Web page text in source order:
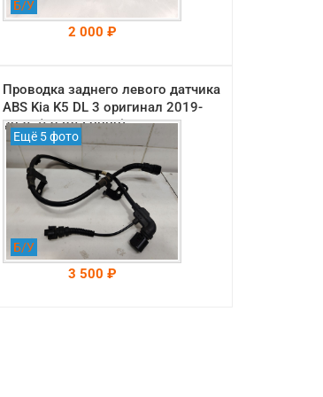
Б/У
2 000 ₽
На складе: Раменское
-->
Проводка заднего левого датчика
ABS Kia K5 DL 3 оригинал 2019-
2025 (59795L0000)
Ещё 5 фото
Б/У
3 500 ₽